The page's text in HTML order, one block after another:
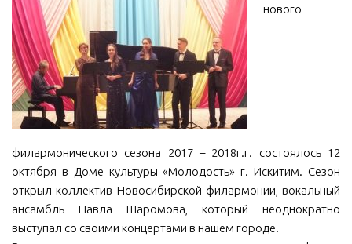
Правовая база
Противодействие коррупции
Отчеты о деятельности
Учреждения культуры
МБУ Дом культуры «Молодость»
МБУ Дом культуры «Октябрь»
МБОУ ДО «Детская школа искусств»
МБОУ ДО «Детская музыкальная школа»
МБУК «Искитимский городской историко-художественный
нового
филармонического сезона 2017 – 2018г.г. состоялось 12
октября в Доме культуры «Молодость» г. Искитим. Сезон
открыл коллектив Новосибирской филармонии, вокальный
ансамбль Павла Шаромова, который неоднократно
выступал со своими концертами в нашем городе.